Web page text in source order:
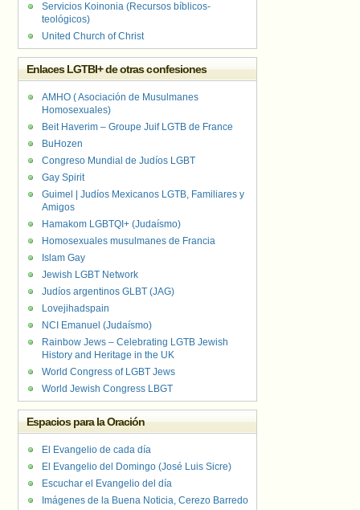
Servicios Koinonia (Recursos bíblicos-
teológicos)
United Church of Christ
Enlaces LGTBI+ de otras confesiones
AMHO ( Asociación de Musulmanes
Homosexuales)
Beit Haverim – Groupe Juif LGTB de France
BuHozen
Congreso Mundial de Judíos LGBT
Gay Spirit
Guimel | Judíos Mexicanos LGTB, Familiares y
Amigos
Hamakom LGBTQI+ (Judaísmo)
Homosexuales musulmanes de Francia
Islam Gay
Jewish LGBT Network
Judíos argentinos GLBT (JAG)
Lovejihadspain
NCI Emanuel (Judaísmo)
Rainbow Jews – Celebrating LGTB Jewish
History and Heritage in the UK
World Congress of LGBT Jews
World Jewish Congress LBGT
Espacios para la Oración
El Evangelio de cada día
El Evangelio del Domingo (José Luis Sicre)
Escuchar el Evangelio del día
Imágenes de la Buena Noticia, Cerezo Barredo